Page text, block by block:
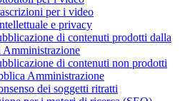
per i video
e privacy
di contenuti prodotti dalla
Amministrazione
di contenuti non prodotti
Amministrazione
dei soggetti ritratti